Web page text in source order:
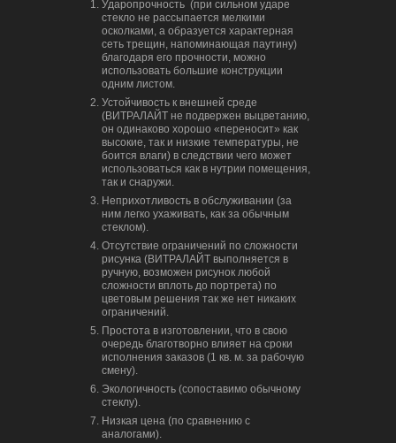
Ударопрочность (при сильном ударе
стекло не рассыпается мелкими
осколками, а образуется характерная
сеть трещин, напоминающая паутину)
благодаря его прочности, можно
использовать большие конструкции
одним листом.
Устойчивость к внешней среде
(ВИТРАЛАЙТ не подвержен выцветанию,
он одинаково хорошо «переносит» как
высокие, так и низкие температуры, не
боится влаги) в следствии чего может
использоваться как в нутрии помещения,
так и снаружи.
Неприхотливость в обслуживании (за
ним легко ухаживать, как за обычным
стеклом).
Отсутствие ограничений по сложности
рисунка (ВИТРАЛАЙТ выполняется в
ручную, возможен рисунок любой
сложности вплоть до портрета) по
цветовым решения так же нет никаких
ограничений.
Простота в изготовлении, что в свою
очередь благотворно влияет на сроки
исполнения заказов (1 кв. м. за рабочую
смену).
Экологичность (сопоставимо обычному
стеклу).
Низкая цена (по сравнению с
аналогами).